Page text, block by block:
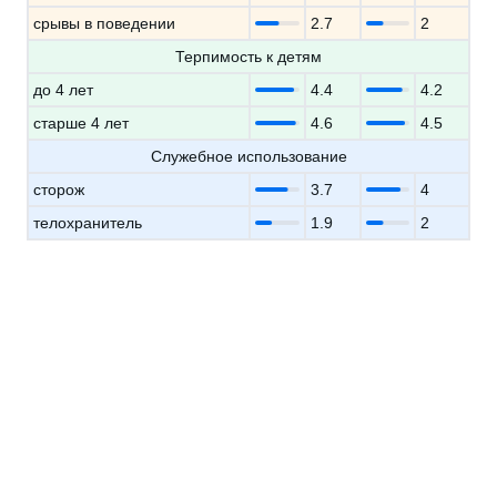
срывы в поведении
2.7
2
Терпимость к детям
до 4 лет
4.4
4.2
старше 4 лет
4.6
4.5
Служебное использование
сторож
3.7
4
телохранитель
1.9 2